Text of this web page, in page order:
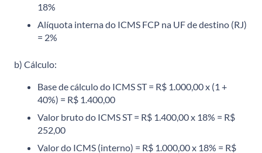
18%
Alíquota interna do ICMS FCP na UF de destino (RJ)
= 2%
b) Cálculo:
Base de cálculo do ICMS ST = R$ 1.000,00 x (1 +
40%) = R$ 1.400,00
Valor bruto do ICMS ST = R$ 1.400,00 x 18% = R$
252,00
Valor do ICMS (interno) = R$ 1.000,00 x 18% = R$